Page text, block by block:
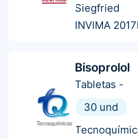
Siegfried
INVIMA
Bisoprolol
Tabletas -
30 und